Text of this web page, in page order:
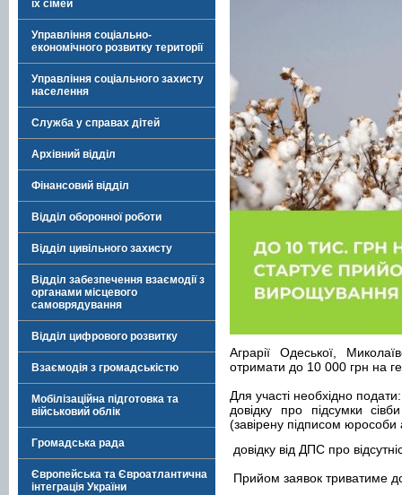
їх сімей
Управління соціально-
економічного розвитку території
Управління соціального захисту
населення
Служба у справах дітей
Архівний відділ
Фінансовий відділ
Відділ оборонної роботи
Відділ цивільного захисту
Відділ забезпечення взаємодії з
органами місцевого
самоврядування
Відділ цифрового розвитку
Взаємодія з громадськістю
Мобілізаційна підготовка та
військовий облік
Громадська рада
Європейська та Євроатлантична
інтеграція України
Аграрії Одеської,
отримати до 10 000 грн на
Для участі необхідно подати:
довідку про підсумки
(завірену підписом
довідку від ДПС про
Прийом заявок триватиме